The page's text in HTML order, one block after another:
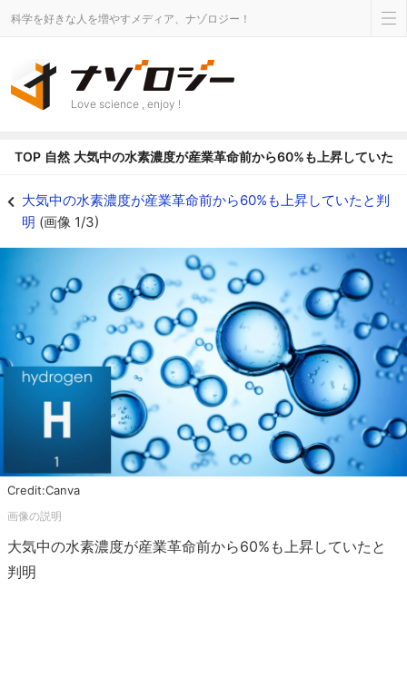
科学を好きな人を増やすメディア、ナゾロジー！
Love science , enjoy !
TOP 自然 大気中の水素濃度が産業革命前から60%も上昇していた
大気中の水素濃度が産業革命前から60%も上昇していたと判
明 (画像 1/3)
Credit:Canva
大気中の水素濃度が産業革命前から60%も上昇していたと
判明